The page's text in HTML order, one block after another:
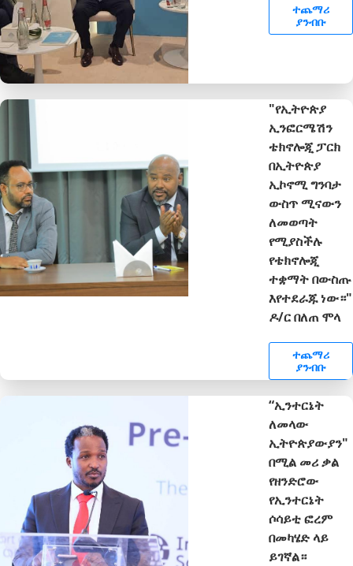
ተጨማሪ
ያንብቡ
"የኢትዮጵያ
ኢንፎርሜሽን
ቴክኖሎጂ ፓርክ
በኢትዮጵያ
ኢኮኖሚ ግንባታ
ውስጥ ሚናውን
ለመወጣት
የሚያስችሉ
የቴክኖሎጂ
ተቋማት በውስጡ
እየተደራጁ ነው።"
ዶ/ር በለጠ ሞላ
ተጨማሪ
ያንብቡ
“ኢንተርኔት
ለመላው
ኢትዮጵያውያን"
በሚል መሪ ቃል
የዘንድሮው
የኢንተርኔት
ሶሳይቲ ፎረም
በመካሄድ ላይ
ይገኛል።